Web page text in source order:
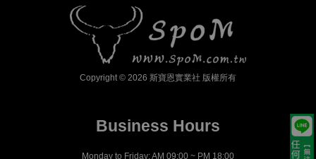
Copyright © 2026 斯寶恩實業社 版權所有
Business Hours
Monday to Friday: AM 09:00 ~ PM 18:00